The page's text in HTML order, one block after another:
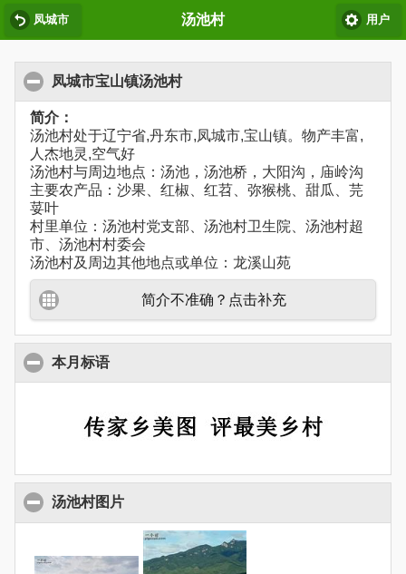
凤城市 汤池村 用户
凤城市宝山镇汤池村
简介：
汤池村处于辽宁省,丹东市,凤城市,宝山镇。物产丰富,
人杰地灵,空气好
汤池村与周边地点：汤池，汤池桥，大阳沟，庙岭沟
主要农产品：沙果、红椒、红苕、弥猴桃、甜瓜、芫
荽叶
村里单位：汤池村党支部、汤池村卫生院、汤池村超
市、汤池村村委会
汤池村及周边其他地点或单位：龙溪山苑
简介不准确？点击补充
本月标语
汤池村图片